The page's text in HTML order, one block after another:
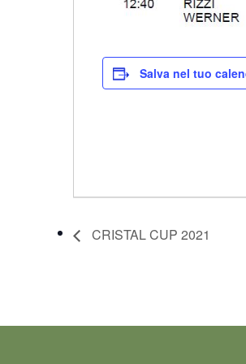
Salva nel tuo
CRISTAL CUP 2021